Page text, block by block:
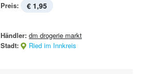
Preis: € 1,95
Händler: dm drogerie markt
Stadt:
Ried im Innkreis